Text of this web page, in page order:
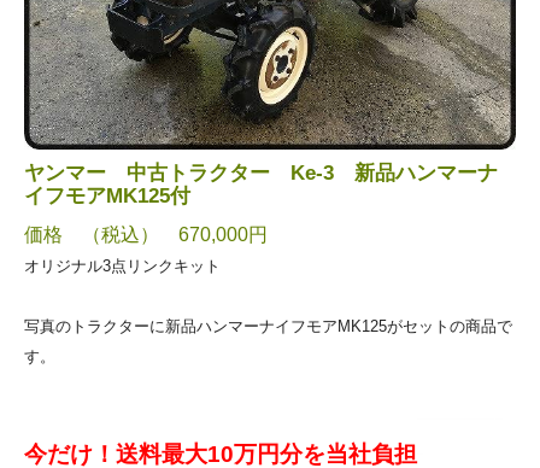
ヤンマー 中古トラクター Ke-3 新品ハンマーナ
イフモアMK125付
価格 （税込） 670,000円
オリジナル3点リンクキット
写真のトラクターに新品ハンマーナイフモアMK125がセットの商品で
す。
今だけ！送料最大10万円分を当社負担